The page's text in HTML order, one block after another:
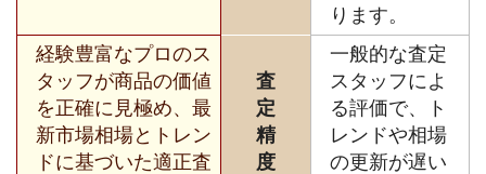
ります。
経験豊富なプロのス
タッフが商品の価値
を正確に見極め、最
新市場相場とトレン
ドに基づいた適正査
査
定
精
度
一般的な査定
スタッフによ
る評価で、ト
レンドや相場
の更新が遅い